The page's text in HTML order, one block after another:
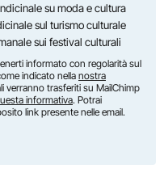
su moda e cultura
sul turismo culturale
sui festival culturali
informato con regolarità sul
indicato nella nostra
verranno trasferiti su MailChimp
informativa. Potrai
link presente nelle email.